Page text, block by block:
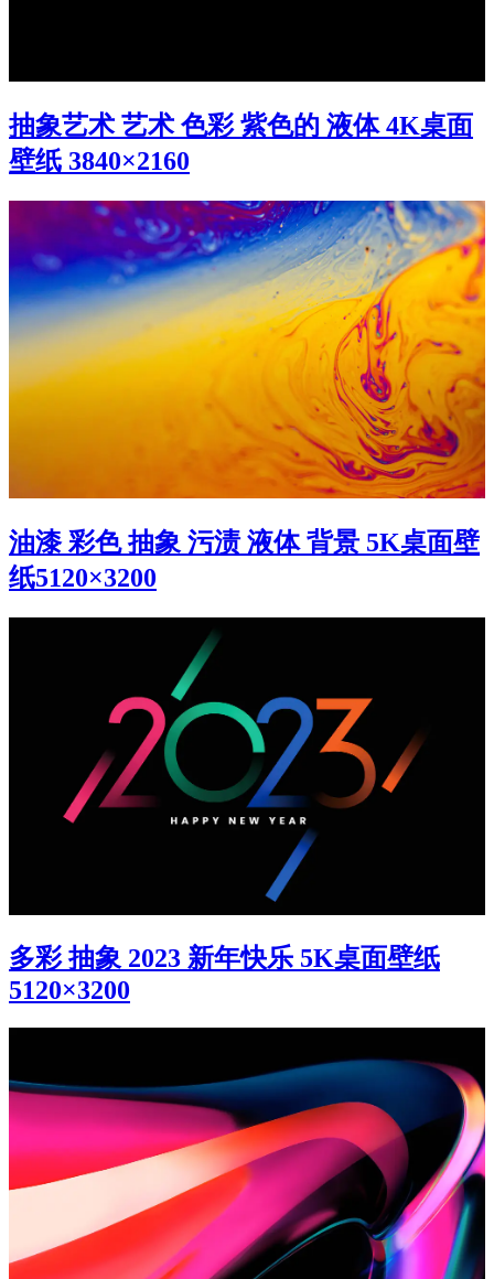
抽象艺术 艺术 色彩 紫色的 液体 4K桌面
壁纸 3840×2160
油漆 彩色 抽象 污渍 液体 背景 5K桌面壁
纸5120×3200
多彩 抽象 2023 新年快乐 5K桌面壁纸
5120×3200